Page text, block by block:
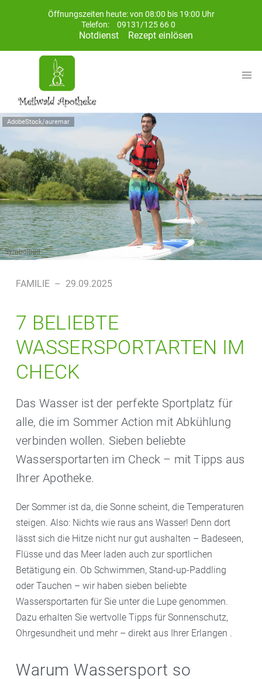
Öffnungszeiten heute: von 08:00 bis 19:00 Uhr
Telefon:
09131/125 66 0
Notdienst Rezept einlösen
AdobeStock/auremar
Symbolbild
FAMILIE – 29.09.2025
7 BELIEBTE
WASSERSPORTARTEN IM
CHECK
Das Wasser ist der perfekte Sportplatz für
alle, die im Sommer Action mit Abkühlung
verbinden wollen. Sieben beliebte
Wassersportarten im Check – mit Tipps aus
Ihrer Apotheke.
Der Sommer ist da, die Sonne scheint, die Temperaturen
steigen. Also: Nichts wie raus ans Wasser! Denn dort
lässt sich die Hitze nicht nur gut aushalten – Badeseen,
Flüsse und das Meer laden auch zur sportlichen
Betätigung ein. Ob Schwimmen, Stand-up-Paddling
oder Tauchen – wir haben sieben beliebte
Wassersportarten für Sie unter die Lupe genommen.
Dazu erhalten Sie wertvolle Tipps für Sonnenschutz,
Ohrgesundheit und mehr – direkt aus Ihrer Erlangen .
Warum Wassersport so